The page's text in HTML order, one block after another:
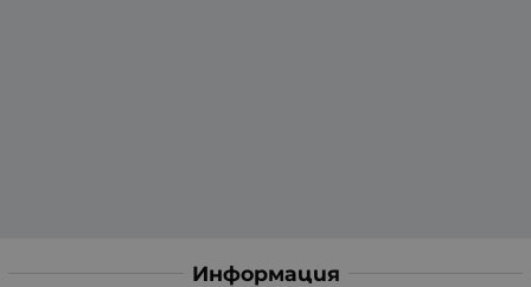
Информация